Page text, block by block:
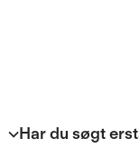
Har du søgt